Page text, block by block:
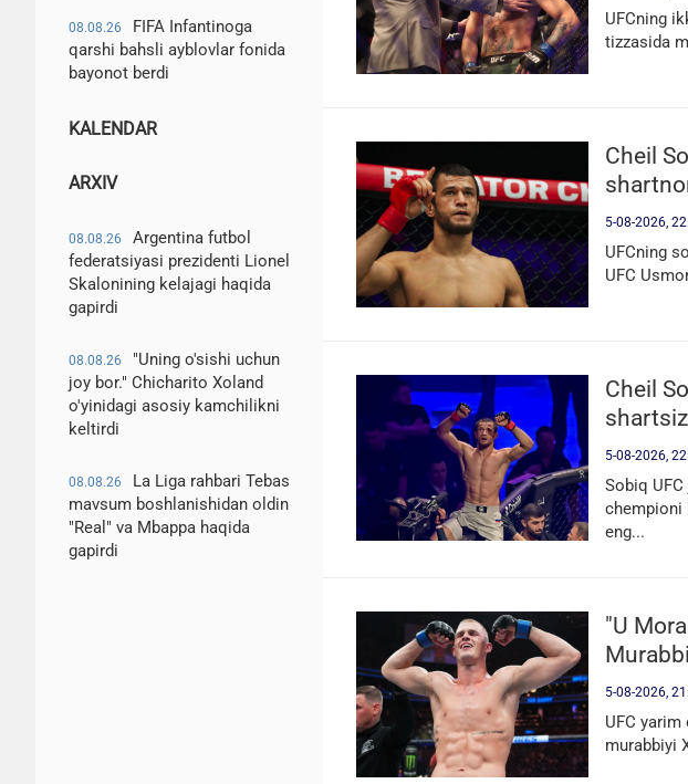
08.08.26
FIFA Infantinoga
qarshi bahsli ayblovlar fonida
bayonot berdi
KALENDAR
ARXIV
08.08.26
Argentina futbol
federatsiyasi prezidenti Lionel
Skalonining kelajagi haqida
gapirdi
08.08.26
"Uning o'sishi uchun
joy bor." Chicharito Xoland
o'yinidagi asosiy kamchilikni
keltirdi
08.08.26
La Liga rahbari Tebas
mavsum boshlanishidan oldin
"Real" va Mbappa haqida
gapirdi
UFCning
tizzasida
Cheil
5-08-2026,
UFCning
UFC
Cheil
5-08-2026,
Sobiq
chempioni
eng...
"U
5-08-2026,
UFC
murabbiyi